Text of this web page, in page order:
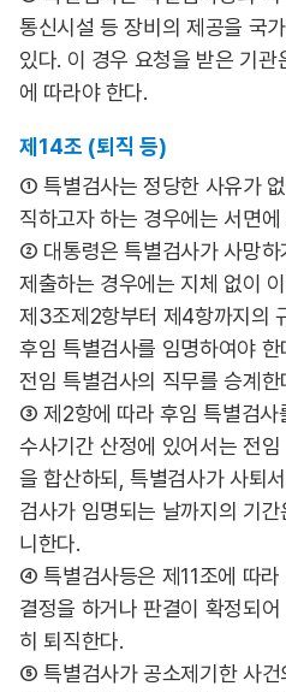
통신시설 등 장비의 제공을 국
있다. 이 경우 요청을 받은 기관
에 따라야 한다.
제14조 (퇴직 등)
① 특별검사는 정당한 사유가
직하고자 하는 경우에는 서면
② 대통령은 특별검사가 사망하
제출하는 경우에는 지체 없이
제3조제2항부터 제4항까지의
후임 특별검사를 임명하여야
전임 특별검사의 직무를 승계한
③ 제2항에 따라 후임 특별검사
수사기간 산정에 있어서는 전
을 합산하되, 특별검사가 사퇴
검사가 임명되는 날까지의 기
니한다.
④ 특별검사등은 제11조에 따
결정을 하거나 판결이 확정되
히 퇴직한다.
⑤ 특별검사가 공소제기한 사건